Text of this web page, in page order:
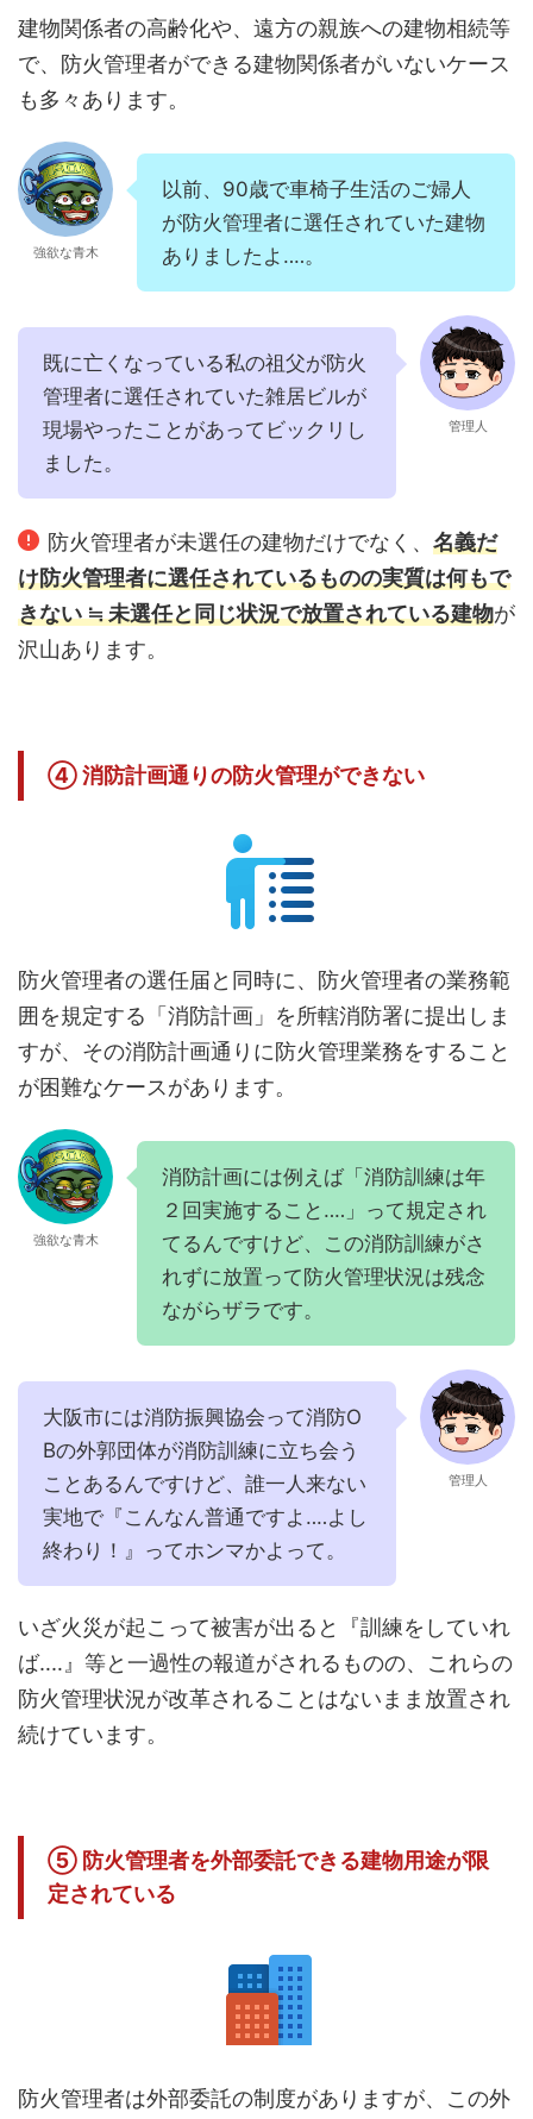
建物関係者の高齢化や、遠方の親族への建物相続等
で、防火管理者ができる建物関係者がいないケース
も多々あります。
強欲な青木
以前、90歳で車椅子生活のご婦人
が防火管理者に選任されていた建物
ありましたよ‥‥。
既に亡くなっている私の祖父が防火
管理者に選任されていた雑居ビルが
現場やったことがあってビックリし
ました。
管理人
防火管理者が未選任の建物だけでなく、 名義だ
け防火管理者に選任されているものの実質は何もで
きない ≒ 未選任と同じ状況で放置されている建物が
沢山あります。
④ 消防計画通りの防火管理ができない
防火管理者の選任届と同時に、防火管理者の業務範
囲を規定する「消防計画」を所轄消防署に提出しま
すが、その消防計画通りに防火管理業務をすること
が困難なケースがあります。
強欲な青木
消防計画には例えば「消防訓練は年
２回実施すること‥‥」って規定され
てるんですけど、この消防訓練がさ
れずに放置って防火管理状況は残念
ながらザラです。
大阪市には消防振興協会って消防O
Bの外郭団体が消防訓練に立ち会う
ことあるんですけど、誰一人来ない
実地で『こんなん普通ですよ‥‥よし
終わり！』ってホンマかよって。
管理人
いざ火災が起こって被害が出ると『訓練をしていれ
ば‥‥』等と一過性の報道がされるものの、これらの
防火管理状況が改革されることはないまま放置され
続けています。
⑤ 防火管理者を外部委託できる建物用途が限
定されている
防火管理者は外部委託の制度がありますが、この外